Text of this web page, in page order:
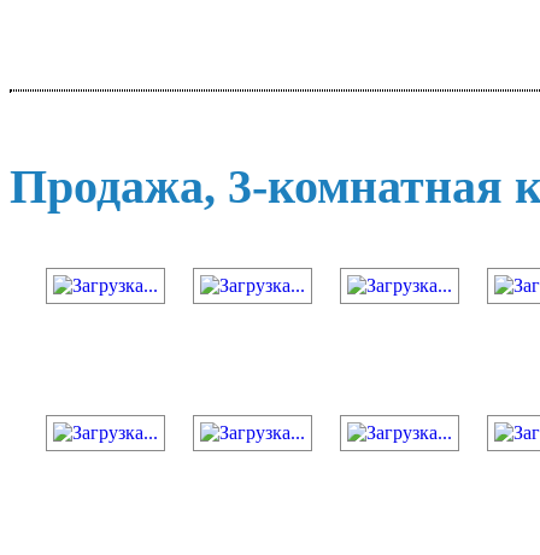
Продажа, 3-комнатная